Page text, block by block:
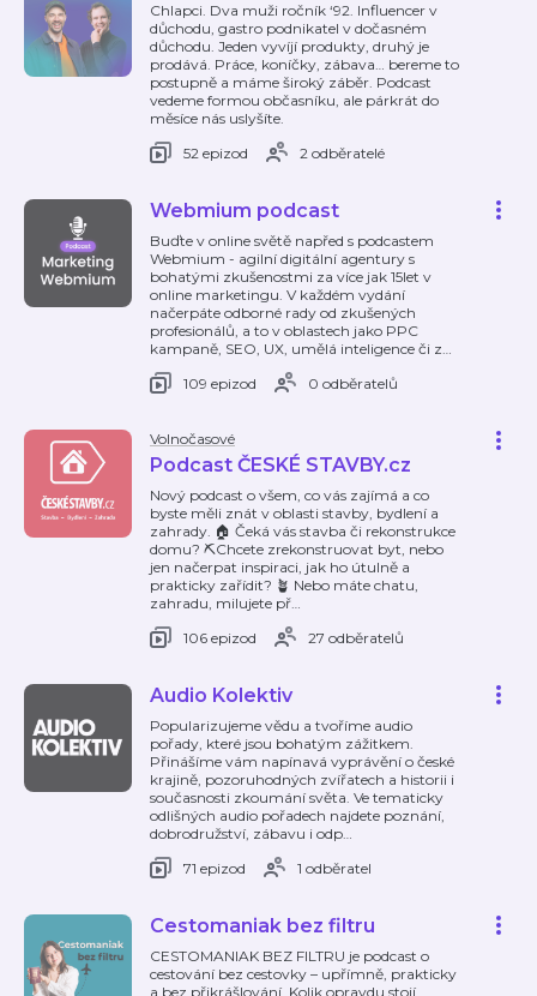
Chlapci. Dva muži ročník ‘92. Influencer v
důchodu, gastro podnikatel v dočasném
důchodu. Jeden vyvíjí produkty, druhý je
prodává. Práce, koníčky, zábava… bereme to
postupně a máme široký záběr. Podcast
vedeme formou občasníku, ale párkrát do
měsíce nás uslyšíte.
52 epizod
2 odběratelé
Webmium podcast
Buďte v online světě napřed s podcastem
Webmium - agilní digitální agentury s
bohatými zkušenostmi za více jak 15let v
online marketingu. V každém vydání
načerpáte odborné rady od zkušených
profesionálů, a to v oblastech jako PPC
kampaně, SEO, UX, umělá inteligence či z…
109 epizod
0 odběratelů
Volnočasové
Podcast ČESKÉ STAVBY.cz
Nový podcast o všem, co vás zajímá a co
byste měli znát v oblasti stavby, bydlení a
zahrady. 🏠 Čeká vás stavba či rekonstrukce
domu? ⛏️Chcete zrekonstruovat byt, nebo
jen načerpat inspiraci, jak ho útulně a
prakticky zařídit? 🪴 Nebo máte chatu,
zahradu, milujete př…
106 epizod
27 odběratelů
Audio Kolektiv
Popularizujeme vědu a tvoříme audio
pořady, které jsou bohatým zážitkem.
Přinášíme vám napínavá vyprávění o české
krajině, pozoruhodných zvířatech a historii i
současnosti zkoumání světa. Ve tematicky
odlišných audio pořadech najdete poznání,
dobrodružství, zábavu i odp…
71 epizod
1 odběratel
Cestomaniak bez filtru
CESTOMANIAK BEZ FILTRU je podcast o
cestování bez cestovky – upřímně, prakticky
a bez přikrášlování. Kolik opravdu stojí